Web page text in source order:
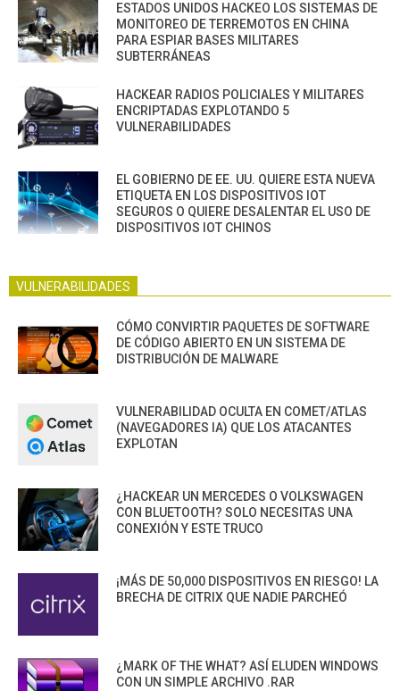
ESTADOS UNIDOS HACKEO LOS SISTEMAS DE
MONITOREO DE TERREMOTOS EN CHINA
PARA ESPIAR BASES MILITARES
SUBTERRÁNEAS
HACKEAR RADIOS POLICIALES Y MILITARES
ENCRIPTADAS EXPLOTANDO 5
VULNERABILIDADES
EL GOBIERNO DE EE. UU. QUIERE ESTA NUEVA
ETIQUETA EN LOS DISPOSITIVOS IOT
SEGUROS O QUIERE DESALENTAR EL USO DE
DISPOSITIVOS IOT CHINOS
VULNERABILIDADES
CÓMO CONVIRTIR PAQUETES DE SOFTWARE
DE CÓDIGO ABIERTO EN UN SISTEMA DE
DISTRIBUCIÓN DE MALWARE
VULNERABILIDAD OCULTA EN COMET/ATLAS
(NAVEGADORES IA) QUE LOS ATACANTES
EXPLOTAN
¿HACKEAR UN MERCEDES O VOLKSWAGEN
CON BLUETOOTH? SOLO NECESITAS UNA
CONEXIÓN Y ESTE TRUCO
¡MÁS DE 50,000 DISPOSITIVOS EN RIESGO! LA
BRECHA DE CITRIX QUE NADIE PARCHEÓ
¿MARK OF THE WHAT? ASÍ ELUDEN WINDOWS
CON UN SIMPLE ARCHIVO .RAR